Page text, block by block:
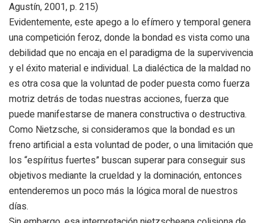
Agustín, 2001, p. 215)
Evidentemente, este apego a lo efímero y temporal genera
una competición feroz, donde la bondad es vista como una
debilidad que no encaja en el paradigma de la supervivencia
y el éxito material e individual. La dialéctica de la maldad no
es otra cosa que la voluntad de poder puesta como fuerza
motriz detrás de todas nuestras acciones, fuerza que
puede manifestarse de manera constructiva o destructiva.
Como Nietzsche, si consideramos que la bondad es un
freno artificial a esta voluntad de poder, o una limitación que
los “espíritus fuertes” buscan superar para conseguir sus
objetivos mediante la crueldad y la dominación, entonces
entenderemos un poco más la lógica moral de nuestros
días.